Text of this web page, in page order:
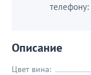
телефону:
Описание
Цвет вина: